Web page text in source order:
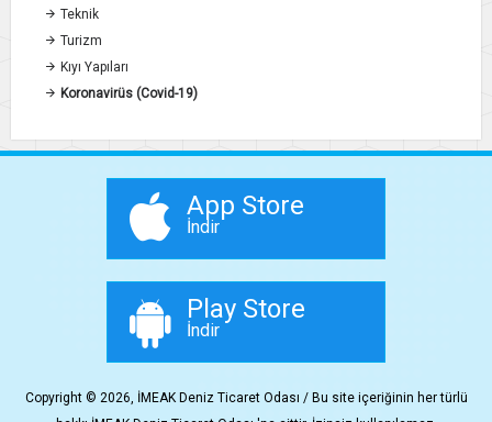
Teknik
Turizm
Kıyı Yapıları
Koronavirüs (Covid-19)
App Store
İndir
Play Store
İndir
Copyright © 2026, İMEAK Deniz Ticaret Odası / Bu site içeriğinin her türlü